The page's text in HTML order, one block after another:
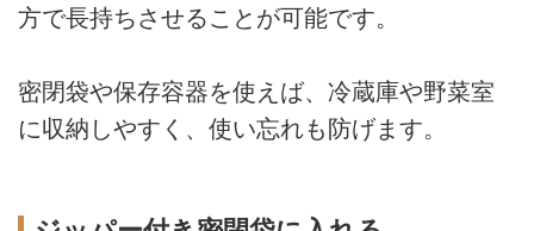
方で長持ちさせることが可能です。
密閉袋や保存容器を使えば、冷蔵庫や野菜室
に収納しやすく、使い忘れも防げます。